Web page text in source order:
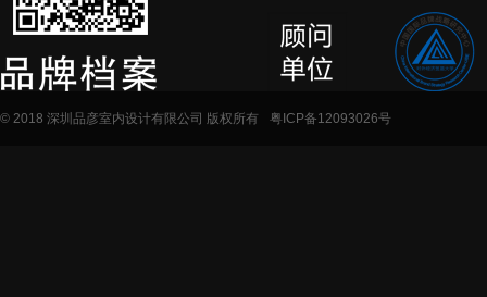
© 2018 深圳品彦室内设计有限公司 版权所有 粤ICP备12093026号